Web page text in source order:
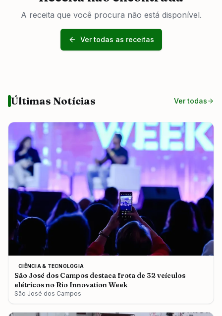
A receita que você procura não está disponível.
Ver todas as receitas
Últimas Notícias Ver todas
CIÊNCIA & TECNOLOGIA
São José dos Campos destaca frota de 32 veículos
elétricos no Rio Innovation Week
São José dos Campos